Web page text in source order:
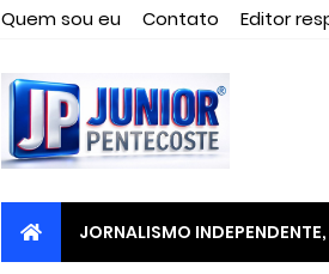
Quem sou eu Contato Editor
JORNALISMO